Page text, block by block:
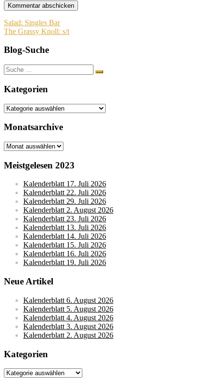
Beitragsnavigation
Salad: Singles Bar
The Grassy Knoll: s/t
Blog-Suche
Suche
nach:
Kategorien
Kategorien
Monatsarchive
Monatsarchive
Meistgelesen 2023
Kalenderblatt 17. Juli 2026
Kalenderblatt 22. Juli 2026
Kalenderblatt 29. Juli 2026
Kalenderblatt 2. August 2026
Kalenderblatt 23. Juli 2026
Kalenderblatt 13. Juli 2026
Kalenderblatt 14. Juli 2026
Kalenderblatt 15. Juli 2026
Kalenderblatt 16. Juli 2026
Kalenderblatt 19. Juli 2026
Neue Artikel
Kalenderblatt 6. August 2026
Kalenderblatt 5. August 2026
Kalenderblatt 4. August 2026
Kalenderblatt 3. August 2026
Kalenderblatt 2. August 2026
Kategorien
Kategorien